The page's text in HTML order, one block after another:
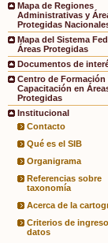
Mapa de Regiones
Administrativas y
Protegidas
Mapa del Sistema
Áreas Protegidas
Documentos de
Centro de Formación
Capacitación en
Protegidas
Institucional
Contacto
Qué es el SIB
Organigrama
Referencias sobre
taxonomía
Acerca de la
Criterios de
datos